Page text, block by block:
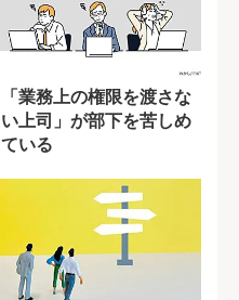
「業務上の権限を渡さな
い上司」が部下を苦しめ
ている